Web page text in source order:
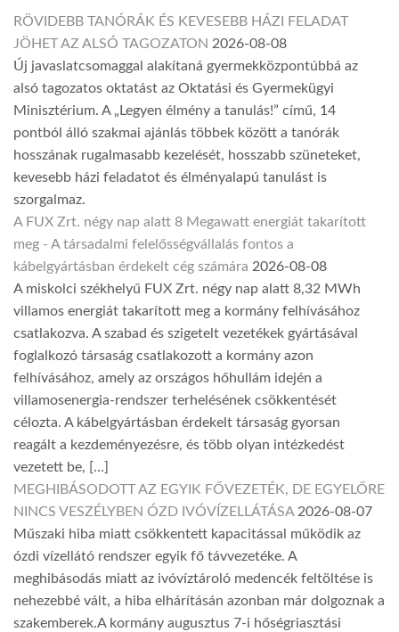
RÖVIDEBB TANÓRÁK ÉS KEVESEBB HÁZI FELADAT
JÖHET AZ ALSÓ TAGOZATON 2026-08-08
Új javaslatcsomaggal alakítaná gyermekközpontúbbá az
alsó tagozatos oktatást az Oktatási és Gyermekügyi
Minisztérium. A „Legyen élmény a tanulás!” című, 14
pontból álló szakmai ajánlás többek között a tanórák
hosszának rugalmasabb kezelését, hosszabb szüneteket,
kevesebb házi feladatot és élményalapú tanulást is
szorgalmaz.
A FUX Zrt. négy nap alatt 8 Megawatt energiát takarított
meg - A társadalmi felelősségvállalás fontos a
kábelgyártásban érdekelt cég számára 2026-08-08
A miskolci székhelyű FUX Zrt. négy nap alatt 8,32 MWh
villamos energiát takarított meg a kormány felhívásához
csatlakozva. A szabad és szigetelt vezetékek gyártásával
foglalkozó társaság csatlakozott a kormány azon
felhívásához, amely az országos hőhullám idején a
villamosenergia-rendszer terhelésének csökkentését
célozta. A kábelgyártásban érdekelt társaság gyorsan
reagált a kezdeményezésre, és több olyan intézkedést
vezetett be, […]
MEGHIBÁSODOTT AZ EGYIK FŐVEZETÉK, DE EGYELŐRE
NINCS VESZÉLYBEN ÓZD IVÓVÍZELLÁTÁSA 2026-08-07
Műszaki hiba miatt csökkentett kapacitással működik az
ózdi vízellátó rendszer egyik fő távvezetéke. A
meghibásodás miatt az ivóvíztároló medencék feltöltése is
nehezebbé vált, a hiba elhárításán azonban már dolgoznak a
szakemberek.A kormány augusztus 7-i hőségriasztási